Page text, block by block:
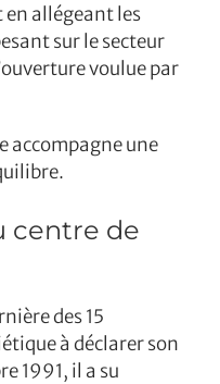
allégeant les
sur le secteur
voulue par
accompagne une
centre de
des 15
à déclarer son
1991, il a su